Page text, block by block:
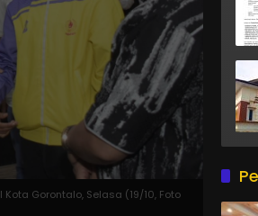
Gorontalo, Selasa (19/10, Foto